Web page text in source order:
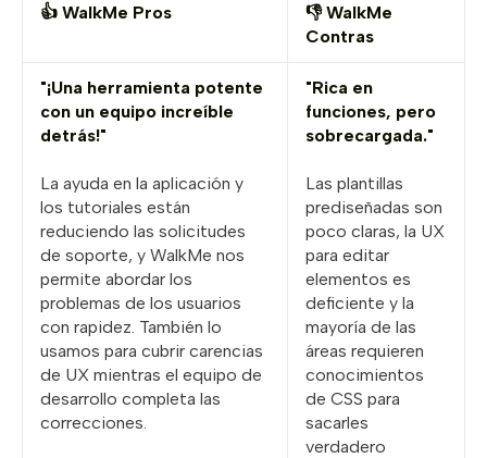
👍 WalkMe Pros
👎 WalkMe
Contras
"¡Una herramienta potente
con un equipo increíble
detrás!"
La ayuda en la aplicación y
los tutoriales están
reduciendo las solicitudes
de soporte, y WalkMe nos
permite abordar los
problemas de los usuarios
con rapidez. También lo
usamos para cubrir carencias
de UX mientras el equipo de
desarrollo completa las
correcciones.
"Rica en
funciones, pero
sobrecargada."
Las plantillas
prediseñadas son
poco claras, la UX
para editar
elementos es
deficiente y la
mayoría de las
áreas requieren
conocimientos
de CSS para
sacarles
verdadero